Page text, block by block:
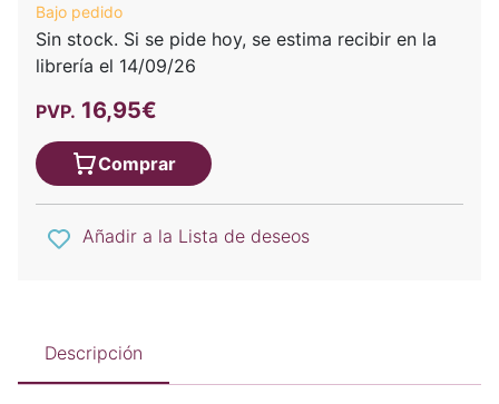
Bajo pedido
Sin stock. Si se pide hoy, se estima recibir en la
librería el 14/09/26
PVP. 16,95€
Comprar
Añadir a la Lista de deseos
Descripción